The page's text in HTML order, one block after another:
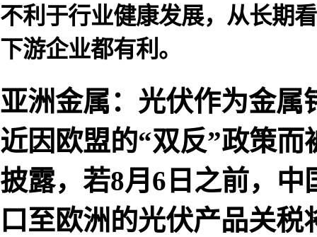
不利于行业健康发展，从长期
下游企业都有利。
亚洲金属：光伏作为金属
近因欧盟的“双反”政策
披露，若8月6日之前，
口至欧洲的光伏产品关